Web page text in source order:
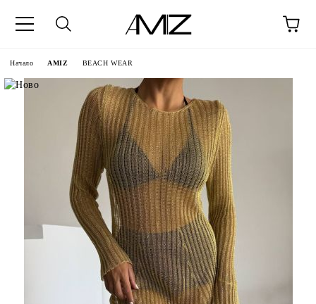
Начало AMIZ BEACH WEAR